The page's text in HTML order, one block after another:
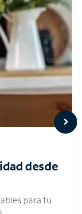
desde
para tu